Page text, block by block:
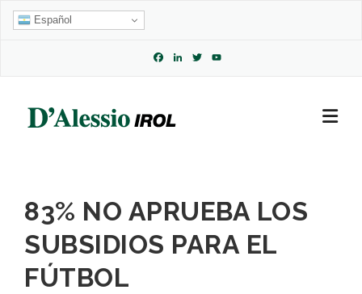
Skip
Español
Facebook
LinkedIn
Twitter
83% NO APRUEBA LOS
SUBSIDIOS PARA EL
FÚTBOL